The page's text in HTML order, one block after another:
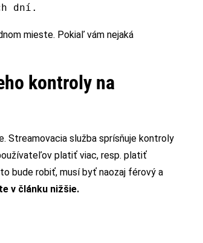
dní.
mieste. Pokiaľ vám nejaká
kontroly na
Streamovacia služba sprísňuje kontroly
platiť viac, resp. platiť
bude robiť, musí byť naozaj férový a
v článku nižšie.